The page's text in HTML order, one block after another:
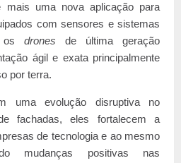
mais uma nova aplicação para
com sensores e sistemas
os drones de última geração
ágil e exata principalmente
por terra.
uma evolução disruptiva no
fachadas, eles fortalecem a
de tecnologia e ao mesmo
mudanças positivas nas